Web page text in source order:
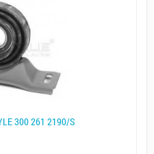
300 261 2190/S